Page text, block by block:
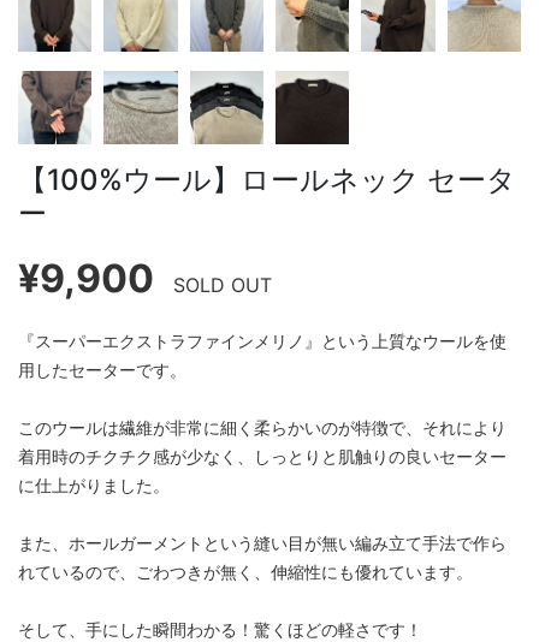
【100%ウール】ロールネック セータ
ー
¥9,900 SOLD OUT
『スーパーエクストラファインメリノ』という上質なウールを使
用したセーターです。
このウールは繊維が非常に細く柔らかいのが特徴で、それにより
着用時のチクチク感が少なく、しっとりと肌触りの良いセーター
に仕上がりました。
また、ホールガーメントという縫い目が無い編み立て手法で作ら
れているので、ごわつきが無く、伸縮性にも優れています。
そして、手にした瞬間わかる！驚くほどの軽さです！